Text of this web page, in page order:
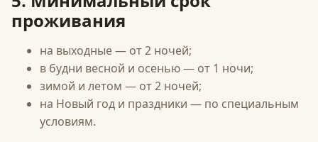
проживания
на выходные — от 2 ночей;
в будни весной и осенью — от 1 ночи;
зимой и летом — от 2 ночей;
на Новый год и праздники — по специальным
условиям.